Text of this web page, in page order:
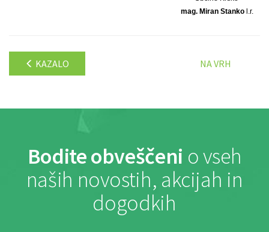
mag. Miran Stanko l.r.
KAZALO NA VRH
Bodite obveščeni o vseh
naših novostih, akcijah in
dogodkih